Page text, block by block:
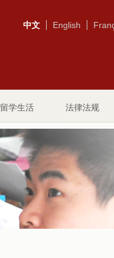
中文 English
留学生活 法律法规